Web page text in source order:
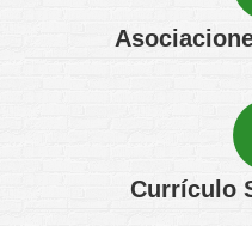
Currículo